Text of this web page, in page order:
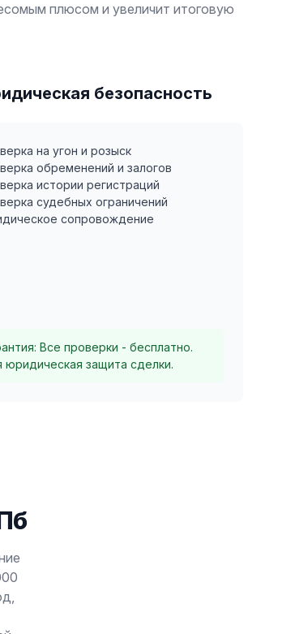
плюсом и увеличит итоговую
безопасность
на угон и розыск
обременений и залогов
истории регистраций
судебных ограничений
сопровождение
Все проверки - бесплатно.
юридическая защита сделки.